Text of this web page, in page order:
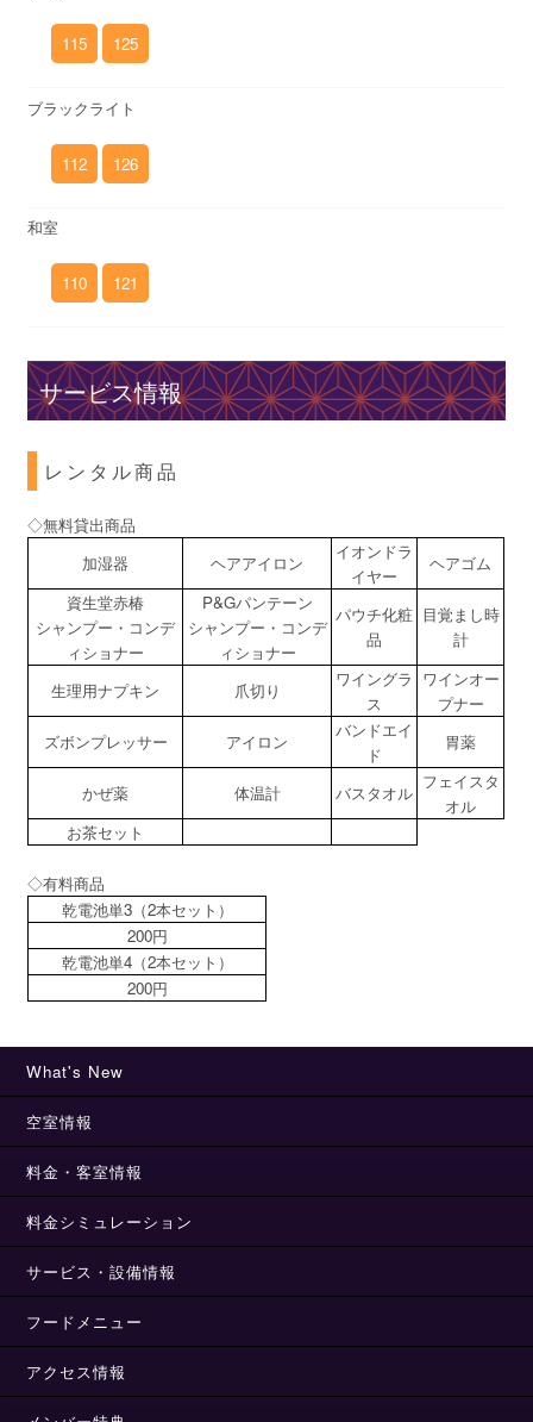
115 125
ブラックライト
112 126
和室
110 121
サービス情報
レンタル商品
◇無料貸出商品
加湿器
ヘアアイロン
イオンドラ
イヤー
ヘアゴム
資生堂赤椿
シャンプー・コンデ
ィショナー
P&Gパンテーン
シャンプー・コンデ
ィショナー
パウチ化粧
品
目覚まし時
計
生理用ナプキン 爪切り
ワイングラ
ス
ワインオー
プナー
ズボンプレッサー
アイロン
バンドエイ
ド
胃薬
かぜ薬 体温計 バスタオル
フェイスタ
オル
お茶セット
◇有料商品
乾電池単3（2本セット）
200円
乾電池単4（2本セット）
200円
What's New
空室情報
料金・客室情報
料金シミュレーション
サービス・設備情報
フードメニュー
アクセス情報